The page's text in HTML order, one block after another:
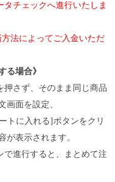
チェックへ進行いたしま
法によってご入金いただ
る場合》
さず、そのまま同じ商品
画面を設定、
トに入れる]ボタンをクリ
が表示されます。
進行すると、まとめて注